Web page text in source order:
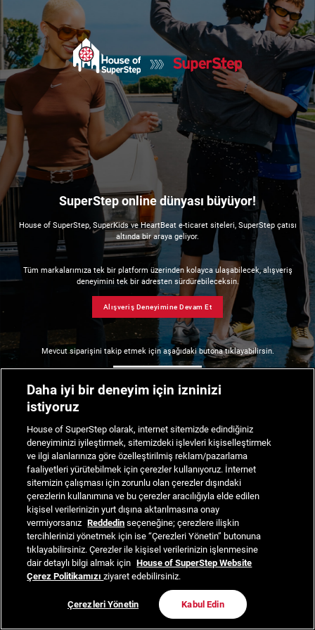
SuperStep online dünyası büyüyor!
House of SuperStep, SuperKids ve HeartBeat e-ticaret siteleri, SuperStep çatısı
altında bir araya geliyor.
Tüm markalarımıza tek bir platform üzerinden kolayca ulaşabilecek, alışveriş
deneyimini tek bir adresten sürdürebileceksin.
Alışveriş Deneyimine Devam Et
Mevcut siparişini takip etmek için aşağıdaki butona tıklayabilirsin.
Daha iyi bir deneyim için izninizi
istiyoruz
House of SuperStep olarak, internet sitemizde edindiğiniz
deneyiminizi iyileştirmek, sitemizdeki işlevleri kişiselleştirmek
ve ilgi alanlarınıza göre özelleştirilmiş reklam/pazarlama
faaliyetleri yürütebilmek için çerezler kullanıyoruz. İnternet
sitemizin çalışması için zorunlu olan çerezler dışındaki
çerezlerin kullanımına ve bu çerezler aracılığıyla elde edilen
kişisel verilerinizin yurt dışına aktarılmasına onay
vermiyorsanız Reddedin seçeneğine; çerezlere ilişkin
tercihlerinizi yönetmek için ise “Çerezleri Yönetin” butonuna
tıklayabilirsiniz. Çerezler ile kişisel verilerinizin işlenmesine
dair detaylı bilgi almak için House of SuperStep Website
Çerez Politikamızıziyaret edebilirsiniz.
Çerezleri Yönetin Kabul Edin